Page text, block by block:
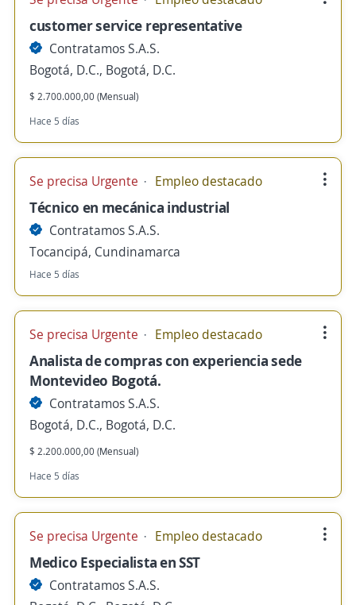
customer service representative
Contratamos S.A.S.
Bogotá, D.C., Bogotá, D.C.
$ 2.700.000,00 (Mensual)
Hace 5 días
Se precisa Urgente Empleo destacado
Técnico en mecánica industrial
Contratamos S.A.S.
Tocancipá, Cundinamarca
Hace 5 días
Se precisa Urgente Empleo destacado
Analista de compras con experiencia sede
Montevideo Bogotá.
Contratamos S.A.S.
Bogotá, D.C., Bogotá, D.C.
$ 2.200.000,00 (Mensual)
Hace 5 días
Se precisa Urgente Empleo destacado
Medico Especialista en SST
Contratamos S.A.S.